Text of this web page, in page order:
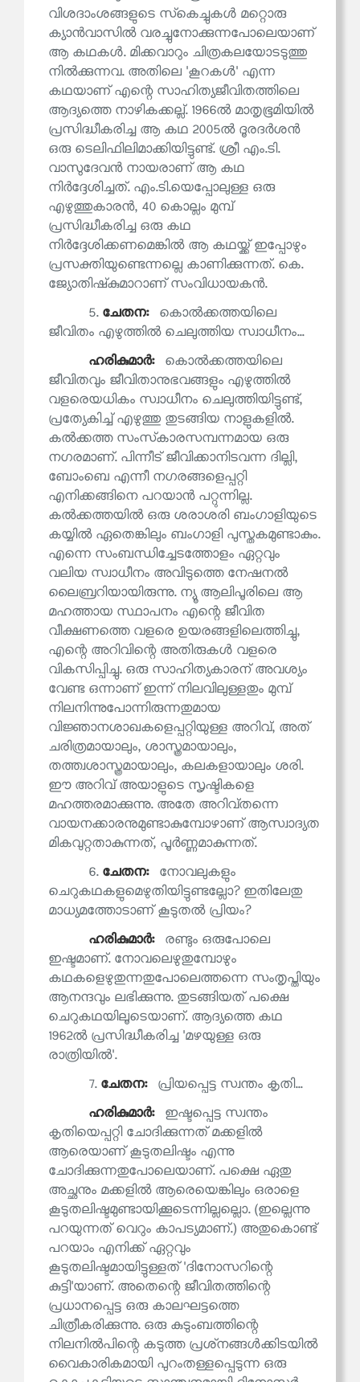
വിശദാംശങ്ങളുടെ സ്‌കെച്ചുകൾ മറ്റൊരു
ക്യാൻവാസിൽ വരച്ചുനോക്കുന്നപോലെയാണ്
ആ കഥകൾ. മിക്കവാറും ചിത്രകലയോടടുത്തു
നിൽക്കുന്നവ. അതിലെ 'കൂറകൾ' എന്ന
കഥയാണ് എന്റെ സാഹിത്യജീവിതത്തിലെ
ആദ്യത്തെ നാഴികക്കല്ല്. 1966ൽ മാതൃഭൂമിയിൽ
പ്രസിദ്ധീകരിച്ച ആ കഥ 2005ൽ ദൂരദർശൻ
ഒരു ടെലിഫിലിമാക്കിയിട്ടുണ്ട്. ശ്രീ എം.ടി.
വാസുദേവൻ നായരാണ് ആ കഥ
നിർദ്ദേശിച്ചത്. എം.ടി.യെപ്പോലുള്ള ഒരു
എഴുത്തുകാരൻ, 40 കൊല്ലം മുമ്പ്
പ്രസിദ്ധീകരിച്ച ഒരു കഥ
നിർദ്ദേശിക്കണമെങ്കിൽ ആ കഥയ്ക്ക് ഇപ്പോഴും
പ്രസക്തിയുണ്ടെന്നല്ലെ കാണിക്കുന്നത്. കെ.
ജ്യോതിഷ്‌കുമാറാണ് സംവിധായകൻ.
5. ചേതന:
കൊൽക്കത്തയിലെ
ജീവിതം എഴുത്തിൽ ചെലുത്തിയ സ്വാധീനം...
ഹരികുമാര്‍:
കൊൽക്കത്തയിലെ
ജീവിതവും ജീവിതാനുഭവങ്ങളും എഴുത്തിൽ
വളരെയധികം സ്വാധീനം ചെലുത്തിയിട്ടുണ്ട്,
പ്രത്യേകിച്ച് എഴുത്തു തുടങ്ങിയ നാളുകളിൽ.
കൽക്കത്ത സംസ്‌കാരസമ്പന്നമായ ഒരു
നഗരമാണ്. പിന്നീട് ജീവിക്കാനിടവന്ന ദില്ലി,
ബോംബെ എന്നീ നഗരങ്ങളെപ്പറ്റി
എനിക്കങ്ങിനെ പറയാൻ പറ്റുന്നില്ല.
കൽക്കത്തയിൽ ഒരു ശരാശരി ബംഗാളിയുടെ
കയ്യിൽ ഏതെങ്കിലും ബംഗാളി പുസ്തകമുണ്ടാകും.
എന്നെ സംബന്ധിച്ചേടത്തോളം ഏറ്റവും
വലിയ സ്വാധീനം അവിടുത്തെ നേഷനൽ
ലൈബ്രറിയായിരുന്നു. ന്യൂ ആലിപൂരിലെ ആ
മഹത്തായ സ്ഥാപനം എന്റെ ജീവിത
വീക്ഷണത്തെ വളരെ ഉയരങ്ങളിലെത്തിച്ചു,
എന്റെ അറിവിന്റെ അതിരുകൾ വളരെ
വികസിപ്പിച്ചു. ഒരു സാഹിത്യകാരന് അവശ്യം
വേണ്ട ഒന്നാണ് ഇന്ന് നിലവിലുള്ളതും മുമ്പ്
നിലനിന്നുപോന്നിരുന്നതുമായ
വിജ്ഞാനശാഖകളെപ്പറ്റിയുള്ള അറിവ്, അത്
ചരിത്രമായാലും, ശാസ്ത്രമായാലും,
തത്ത്വശാസ്ത്രമായാലും, കലകളായാലും ശരി.
ഈ അറിവ് അയാളുടെ സൃഷ്ടികളെ
മഹത്തരമാക്കുന്നു. അതേ അറിവ്തന്നെ
വായനക്കാരനുമുണ്ടാകുമ്പോഴാണ് ആസ്വാദ്യത
മികവുറ്റതാകുന്നത്, പൂർണ്ണമാകുന്നത്.
6. ചേതന:
നോവലുകളും
ചെറുകഥകളുമെഴുതിയിട്ടുണ്ടല്ലോ? ഇതിലേതു
മാധ്യമത്തോടാണ് കൂടുതൽ പ്രിയം?
ഹരികുമാര്‍:
രണ്ടും ഒരുപോലെ
ഇഷ്ടമാണ്. നോവലെഴുതുമ്പോഴും
കഥകളെഴുതുന്നതുപോലെത്തന്നെ സംതൃപ്തിയും
ആനന്ദവും ലഭിക്കുന്നു. തുടങ്ങിയത് പക്ഷെ
ചെറുകഥയിലൂടെയാണ്. ആദ്യത്തെ കഥ
1962ൽ പ്രസിദ്ധീകരിച്ച 'മഴയുള്ള ഒരു
രാത്രിയിൽ'.
7. ചേതന:
പ്രിയപ്പെട്ട സ്വന്തം കൃതി...
ഹരികുമാര്‍:
ഇഷ്ടപ്പെട്ട സ്വന്തം
കൃതിയെപ്പറ്റി ചോദിക്കുന്നത് മക്കളിൽ
ആരെയാണ് കൂടുതലിഷ്ടം എന്നു
ചോദിക്കുന്നതുപോലെയാണ്. പക്ഷെ ഏതു
അച്ഛനും മക്കളിൽ ആരെയെങ്കിലും ഒരാളെ
കൂടുതലിഷ്ടമുണ്ടായിക്കൂടെന്നില്ലല്ലൊ. (ഇല്ലെന്നു
പറയുന്നത് വെറും കാപട്യമാണ്.) അതുകൊണ്ട്
പറയാം എനിക്ക് ഏറ്റവും
കൂടുതലിഷ്ടമായിട്ടുള്ളത് 'ദിനോസറിന്റെ
കുട്ടി'യാണ്. അതെന്റെ ജീവിതത്തിന്റെ
പ്രധാനപ്പെട്ട ഒരു കാലഘട്ടത്തെ
ചിത്രീകരിക്കുന്നു. ഒരു കുടുംബത്തിന്റെ
നിലനിൽപിന്റെ കടുത്ത പ്രശ്‌നങ്ങൾക്കിടയിൽ
വൈകാരികമായി പുറംതള്ളപ്പെടുന്ന ഒരു